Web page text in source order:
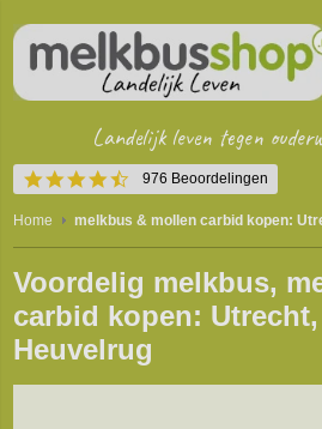
4.5
star
rating
976 Beoordelingen
Landelijk leven tegen
Home melkbus & mollen carbid kopen:
Voordelig melkbus,
carbid kopen:
Heuvelrug